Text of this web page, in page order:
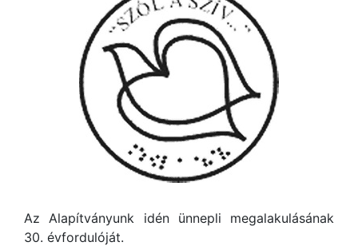
Az Alapítványunk idén ünnepli megalakulásának
30. évfordulóját.